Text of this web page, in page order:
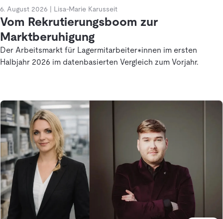
6. August 2026 Lisa-Marie Karusseit
Vom Rekrutierungsboom zur
Marktberuhigung
Der Arbeitsmarkt für Lagermitarbeiter*innen im ersten
Halbjahr 2026 im datenbasierten Vergleich zum Vorjahr.